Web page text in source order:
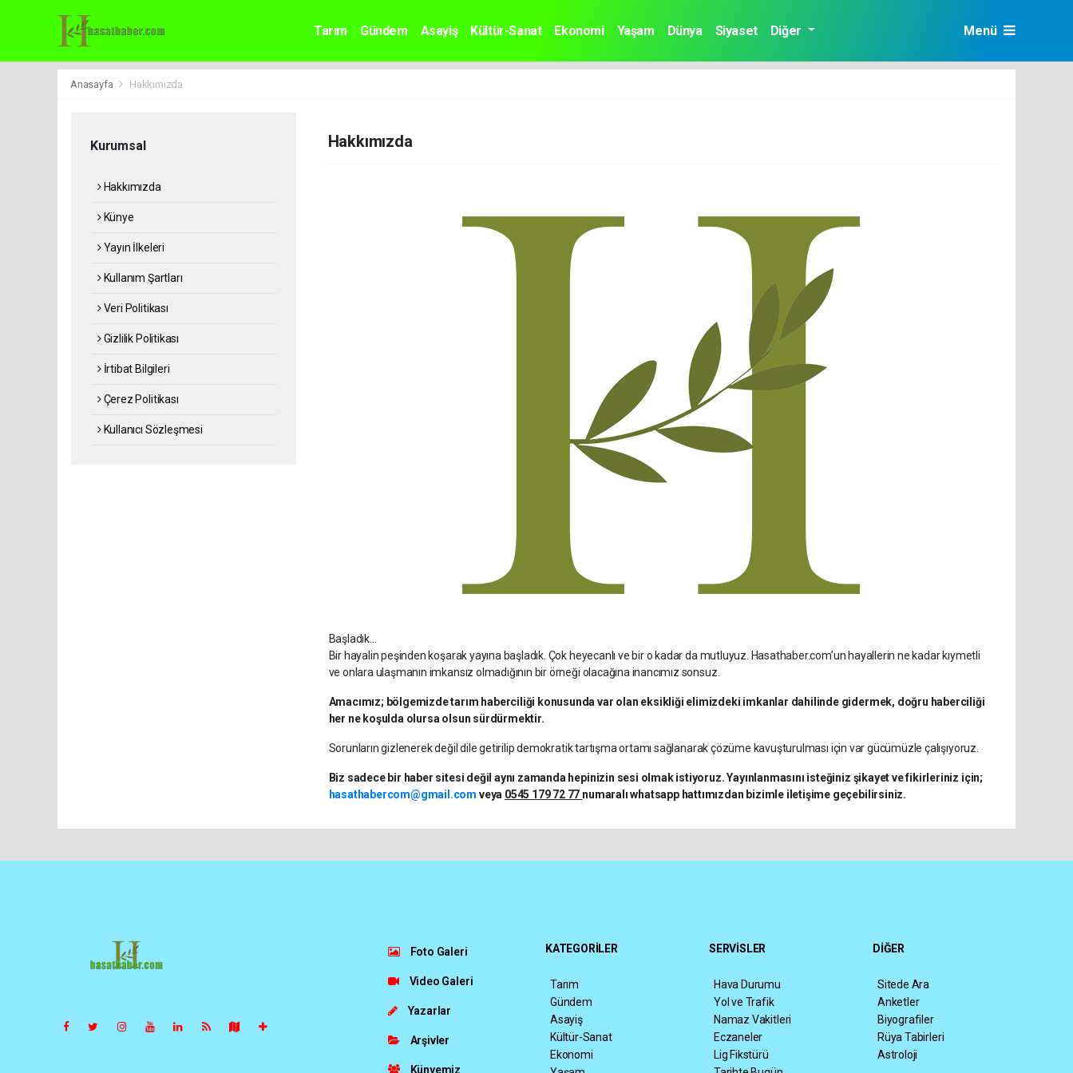
Tarım Gündem Asayiş Kültür-Sanat Ekonomi Yaşam Dünya Siyaset Diğer Menü
Anasayfa Hakkımızda
Kurumsal
Hakkımızda
Künye
Yayın İlkeleri
Kullanım Şartları
Veri Politikası
Gizlilik Politikası
İrtibat Bilgileri
Çerez Politikası
Kullanıcı Sözleşmesi
Hakkımızda
Başladık...
Bir hayalin peşinden koşarak yayına başladık. Çok heyecanlı ve bir o kadar da mutluyuz. Hasathaber.com’un hayallerin ne kadar kıymetli
ve onlara ulaşmanın imkansız olmadığının bir örneği olacağına inancımız sonsuz.
Amacımız; bölgemizde tarım haberciliği konusunda var olan eksikliği elimizdeki imkanlar dahilinde gidermek, doğru haberciliği
her ne koşulda olursa olsun sürdürmektir.
Sorunların gizlenerek değil dile getirilip demokratik tartışma ortamı sağlanarak çözüme kavuşturulması için var gücümüzle çalışıyoruz.
Biz sadece bir haber sitesi değil aynı zamanda hepinizin sesi olmak istiyoruz. Yayınlanmasını isteğiniz şikayet ve fikirleriniz için;
hasathabercom@gmail.com veya 0545 179 72 77 numaralı whatsapp hattımızdan bizimle iletişime geçebilirsiniz.
Foto Galeri
Video Galeri
Yazarlar
Arşivler
Künyemiz
KATEGORİLER
Tarım
Gündem
Asayiş
Kültür-Sanat
Ekonomi
SERVİSLER
Hava Durumu
Yol ve Trafik
Namaz Vakitleri
Eczaneler
Lig Fikstürü
DİĞER
Sitede Ara
Anketler
Biyografiler
Rüya Tabirleri
Astroloji